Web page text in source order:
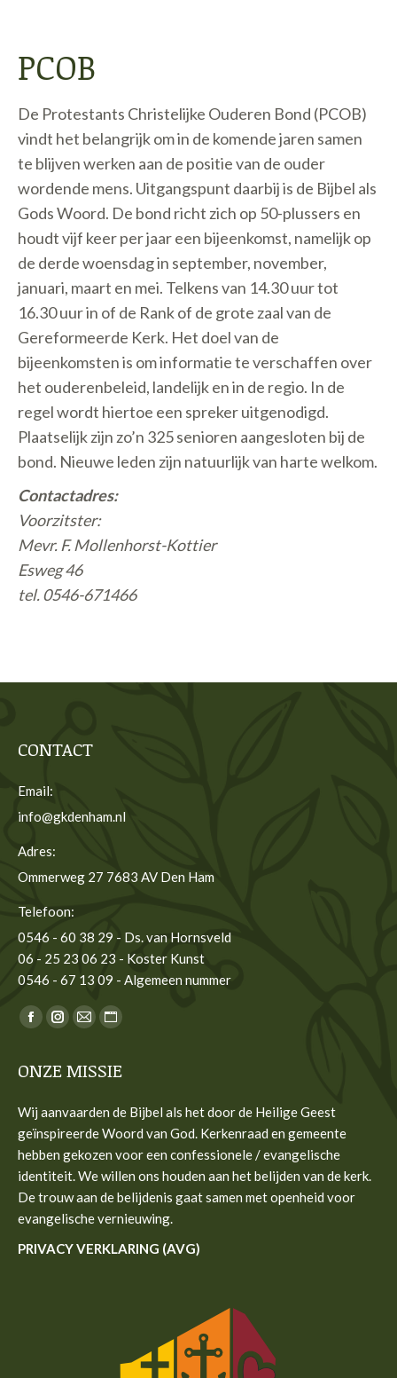
PCOB
De Protestants Christelijke Ouderen Bond (PCOB)
vindt het belangrijk om in de komende jaren samen
te blijven werken aan de positie van de ouder
wordende mens. Uitgangspunt daarbij is de Bijbel als
Gods Woord. De bond richt zich op 50-plussers en
houdt vijf keer per jaar een bijeenkomst, namelijk op
de derde woensdag in september, november,
januari, maart en mei. Telkens van 14.30 uur tot
16.30 uur in of de Rank of de grote zaal van de
Gereformeerde Kerk. Het doel van de
bijeenkomsten is om informatie te verschaffen over
het ouderenbeleid, landelijk en in de regio. In de
regel wordt hiertoe een spreker uitgenodigd.
Plaatselijk zijn zo’n 325 senioren aangesloten bij de
bond. Nieuwe leden zijn natuurlijk van harte welkom.
Contactadres:
Voorzitster:
Mevr. F. Mollenhorst-Kottier
Esweg 46
tel. 0546-671466
CONTACT
Email:
info@gkdenham.nl
Adres:
Ommerweg 27 7683 AV Den Ham
Telefoon:
0546 - 60 38 29 - Ds. van Hornsveld
06 - 25 23 06 23 - Koster Kunst
0546 - 67 13 09 - Algemeen nummer
Vind ons op:
Facebook
opens
new
window
Instagram
opens
new
window
Mail
opens
new
window
Website
opens
new
window
ONZE MISSIE
Wij aanvaarden de Bijbel als het door de Heilige Geest
geïnspireerde Woord van God. Kerkenraad en gemeente
hebben gekozen voor een confessionele / evangelische
identiteit. We willen ons houden aan het belijden van de kerk.
De trouw aan de belijdenis gaat samen met openheid voor
evangelische vernieuwing.
PRIVACY VERKLARING (AVG)